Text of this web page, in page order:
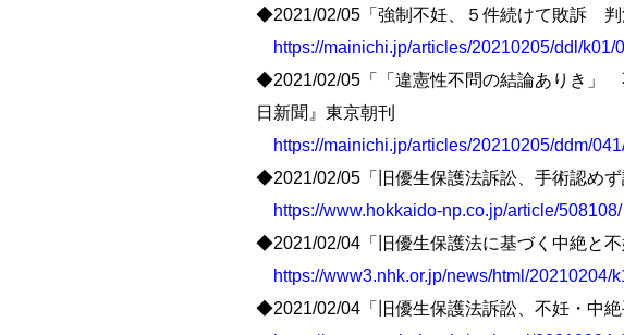
◆2021/02/05「強制不妊、５件続けて敗訴
https://mainichi.jp/articles/20210205/ddl/k01/
◆2021/02/05「「違憲性不問の結論ありき」
日新聞』東京朝刊
https://mainichi.jp/articles/20210205/ddm/
◆2021/02/05「旧優生保護法訴訟、手術認め
https://www.hokkaido-np.co.jp/article/508108/
◆2021/02/04「旧優生保護法に基づく中絶と
https://www3.nhk.or.jp/news/html/20210204/
◆2021/02/04「旧優生保護法訴訟、不妊・中